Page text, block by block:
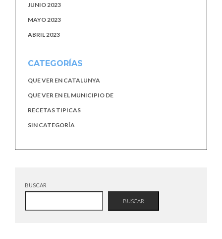
JUNIO 2023
MAYO 2023
ABRIL 2023
CATEGORÍAS
QUE VER EN CATALUNYA
QUE VER EN EL MUNICIPIO DE
RECETAS TIPICAS
SIN CATEGORÍA
BUSCAR
BUSCAR